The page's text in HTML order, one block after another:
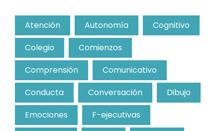
Atención Autonomía
Cognitivo
Colegio
Comienzos
Comprensión
Comunicativo
Conducta
Conversación
Dibujo
Emociones
F-ejecutivas